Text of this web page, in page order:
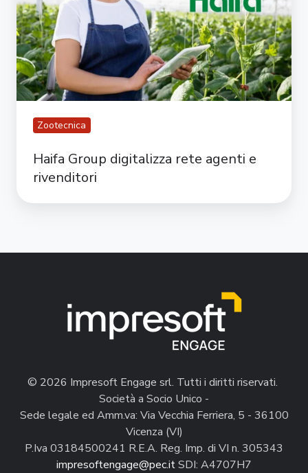
agenti
e
rivenditori
Zootecnica
Haifa Group digitalizza rete agenti e
rivenditori
© 2026 Impresoft Engage srl. Tutti i diritti riservati.
Società a Socio Unico -
Sede legale ed Amm.va: Via Vecchia Ferriera, 5 - 36100
Vicenza (VI)
P.Iva 03184500241 R.E.A. Reg. Imp. di VI n. 305343
impresoftengage@pec.itSDI: A4707H7